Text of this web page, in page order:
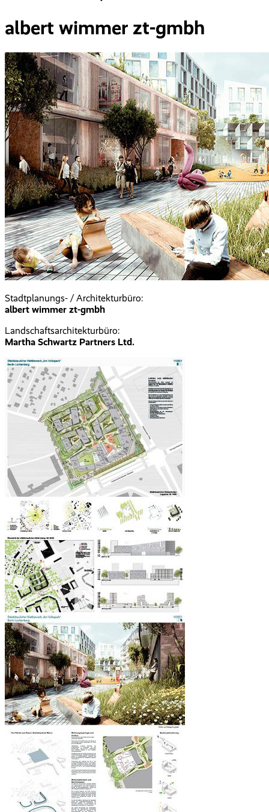
albert wimmer zt-gmbh
Stadtplanungs- / Architekturbüro:
albert wimmer zt-gmbh
Landschaftsarchitekturbüro:
Martha Schwartz Partners Ltd.